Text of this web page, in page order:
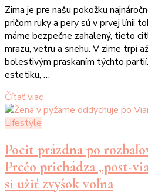
Zima je pre našu pokožku
pričom ruky a pery sú v prvej línii
máme bezpečne zahalený, tieto
mrazu, vetru a snehu. V zime trpí
bolestivým praskaním týchto
estetiku, …
Čítať viac
Lifestyle
Pocit prázdna po
Prečo prichádza „post-
si užiť zvyšok voľna